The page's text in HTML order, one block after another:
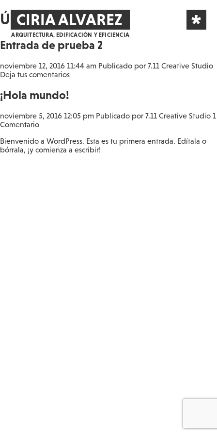
CIRIA ALVAREZ
ARQUITECTURA, EDIFICACIÓN Y EFICIENCIA *
Últimas entradas
Entrada de prueba 2
noviembre 12, 2016 11:44 am Publicado por 7.11 Creative Studio
Deja tus comentarios
¡Hola mundo!
noviembre 5, 2016 12:05 pm Publicado por 7.11 Creative Studio 1
Comentario
Bienvenido a WordPress. Esta es tu primera entrada. Edítala o
bórrala, ¡y comienza a escribir!